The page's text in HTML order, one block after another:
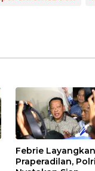
Febrie Layangkan
Praperadilan, Polri